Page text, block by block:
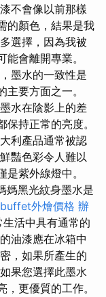
不會像以前那樣
的顏色，結果是我
選擇，因為我被
會離開專業。
墨水的一致性是
要方面之一。
水在陰影上的差
持正常的亮度。
利產品通常被認
豔色彩令人難以
紫外線燈中。
媽黑光紋身墨水是
buffet外燴價格 辦
活中具有通常的
油漆應在冰箱中
，如果所產生的
果您選擇此墨水
更優質的工作。